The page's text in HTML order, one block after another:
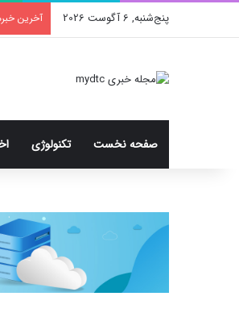
پنج‌شنبه, 6 آگوست 2026 آخرین
صفحه نخست تکنولوژی